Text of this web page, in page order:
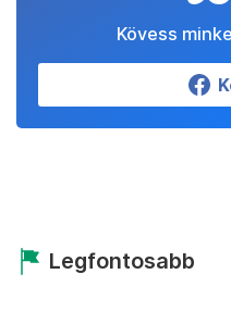
Kövess
Legfontosabb